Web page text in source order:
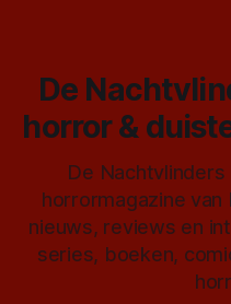
De
horror &
De
horrormagazine
nieuws, reviews en
series, boeken,